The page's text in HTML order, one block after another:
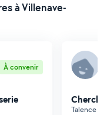
à Villenave-
À convenir
Talence